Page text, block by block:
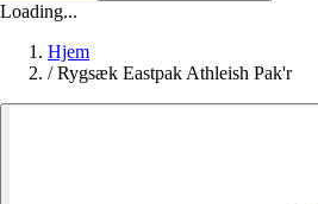
Loading...
Hjem
/ Rygsæk Eastpak Athleish Pak'r